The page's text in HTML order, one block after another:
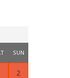
SUN
2